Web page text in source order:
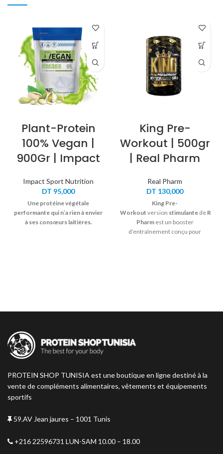
Plant-Protein
100% Vegan |
900Gr | Impact
Impact Sport Nutrition
DT 95,000
Une protéine végétale
performante qui n’a rien à envier
à ses consœurs laitières.
King Pre-
Workout | 500gr
| Real Pharm
Real Pharm
DT 130,000
King Pre-
Workout version stimulante de Real
Pharmest un booster
d’entraînement conçu pour
PROTEIN SHOP TUNISIA est une boutique en ligne destiné à la
vente de compléments alimentaires, vêtements et équipements
sportifs
59.AV Jean jaures – 1001 Tunis
+216 22596731 LUN-SAM 10.00 – 18.00